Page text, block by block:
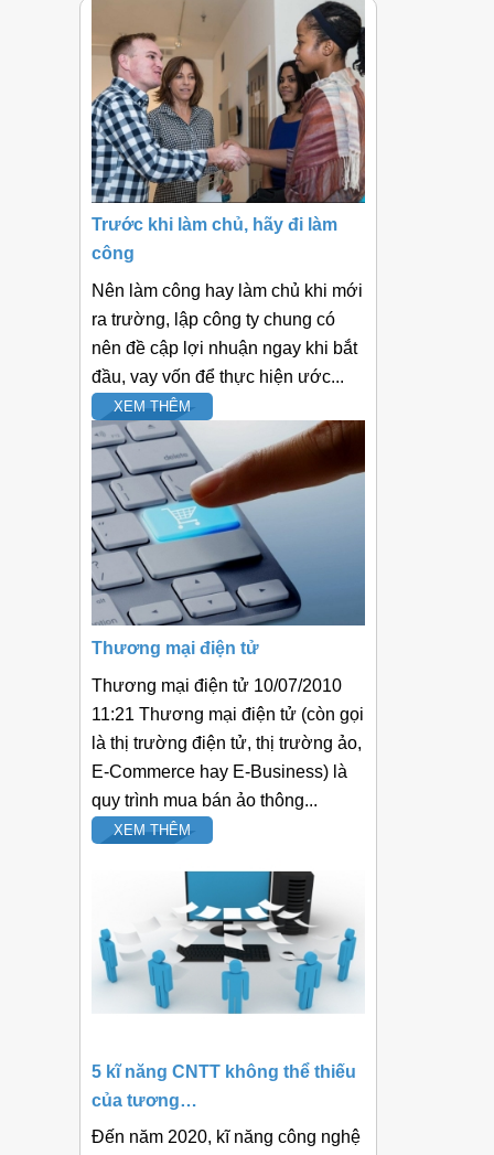
Trước khi làm chủ, hãy đi làm
công
Nên làm công hay làm chủ khi mới
ra trường, lập công ty chung có
nên đề cập lợi nhuận ngay khi bắt
đầu, vay vốn để thực hiện ước...
XEM THÊM
Thương mại điện tử
Thương mại điện tử 10/07/2010
11:21 Thương mại điện tử (còn gọi
là thị trường điện tử, thị trường ảo,
E-Commerce hay E-Business) là
quy trình mua bán ảo thông...
XEM THÊM
5 kĩ năng CNTT không thể thiếu
của tương…
Đến năm 2020, kĩ năng công nghệ